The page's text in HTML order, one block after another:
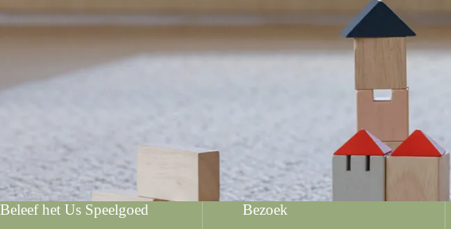
Beleef het Us Speelgoed Bezoek